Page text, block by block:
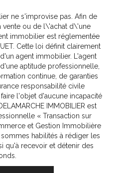
ne s'improvise pas. Afin de
vente ou de l\'achat d\'une
immobilier est réglementée
Cette loi définit clairement
agent immobilier. L'agent
aptitude professionnelle,
continue, de garanties
responsabilité civile
l'objet d'aucune incapacité
IMMOBILIER est
« Transaction sur
et Gestion Immobilière
habilités à rédiger les
qu'à recevoir et détenir des